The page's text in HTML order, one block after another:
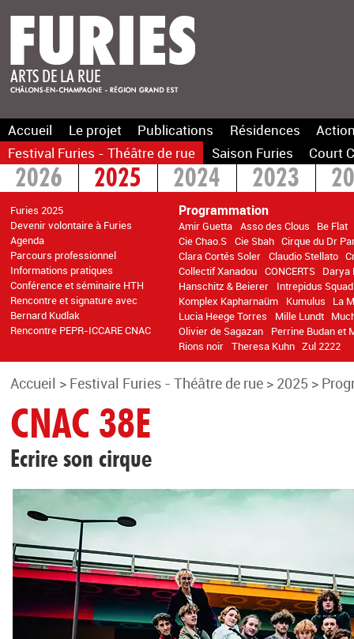
Accueil Le projet Publications Résidences
Festival Furies - Théâtre de rue
Saison Furies Court
2026 2025
Furies 2025
Devenir volontaire à Furies
Agenda
Parcours professionnel
Informations pratiques
Conférence et séminaire HTH
Rencontre et signature avec
Bernard Kudlak
Rencontre PEPR-ICCARE CNAC
Programmation
Amir Guetta Asso des Clous
Be Flat
Cie Chao.S Cie Sbah Cirque du Dr
Clara Cortés Soler Claudio Stellato
Collectif Xanadou CONCERTS Darya
Hanschitz & Beierer
Intrepidus Squad
Komplex Kapharnaüm
Kumulus
La
Lucia Heege Torres
Mille Lundt
Olivier de Sagazan
Perrine Budan et
Rions noir Theresa Kuhn Zul 2222
2024 2023
2016
>2014
Accueil > Festival Furies - Théâtre de rue > 2025 >
CNAC 38E
Ecrire son cirque